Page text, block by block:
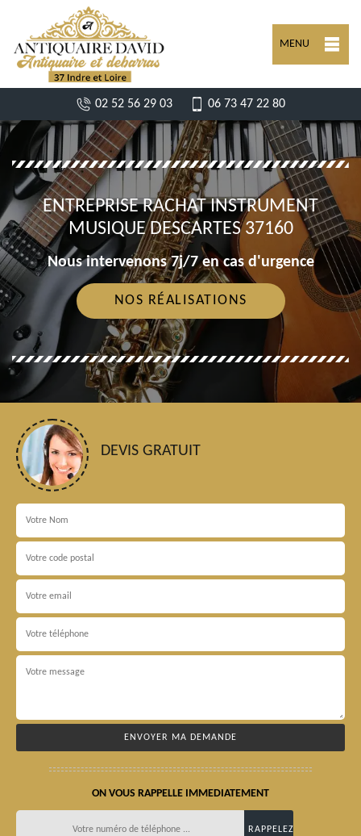
MENU
02 52 56 29 03 06 73 47 22 80
ENTREPRISE RACHAT INSTRUMENT
MUSIQUE DESCARTES 37160
Nous intervenons 7j/7 en cas d'urgence
NOS RÉALISATIONS
DEVIS GRATUIT
ON VOUS RAPPELLE IMMEDIATEMENT